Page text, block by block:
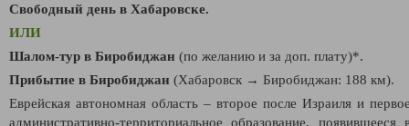
Свободный день в Хабаровске.
ИЛИ
Шалом-тур в Биробиджан (по желанию и за доп. плату)*.
Прибытие в Биробиджан (Хабаровск → Биробиджан: 188 км).
Еврейская автономная область – второе после Израиля и
административно-территориальное образование, появившееся